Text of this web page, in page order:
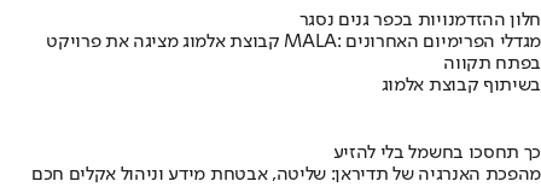
חלון ההזדמנויות בכפר גנים נסגר
קבוצת אלמוג מציגה את פרויקט MALA: מגדלי הפרימיום האחרונים
בפתח תקווה
בשיתוף קבוצת אלמוג
כך תחסכו בחשמל בלי להזיע
מהפכת האנרגיה של תדיראן: שליטה, אבטחת מידע וניהול אקלים חכם